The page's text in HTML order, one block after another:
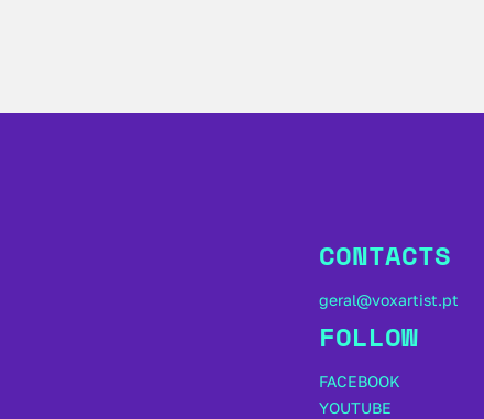
CONTACTS
geral@voxartist.pt
FOLLOW
FACEBOOK
YOUTUBE